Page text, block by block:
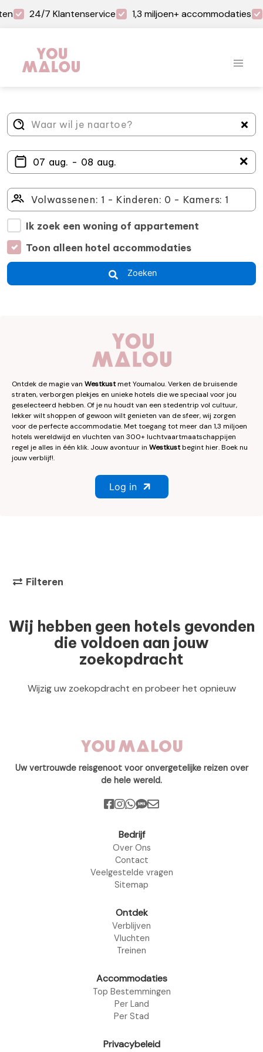
24/7 Klantenservice 1,3 miljoen+ accommodaties
＋
Ik zoek een woning of appartement
Toon alleen hotel accommodaties
Zoeken
Ontdek de magie van Westkustmet Youmalou. Verken de bruisende
straten, verborgen plekjes en unieke hotels die we speciaal voor jou
geselecteerd hebben. Of je nu houdt van een stedentrip vol cultuur,
lekker wilt shoppen of gewoon wilt genieten van de sfeer, wij zorgen
voor de perfecte accommodatie. Met toegang tot meer dan 1,3 miljoen
hotels wereldwijd en vluchten van 300+ luchtvaartmaatschappijen
regel je alles in één klik. Jouw avontuur in Westkustbegint hier. Boek nu
jouw verblijf!.
Log in
Filteren
Wij hebben geen hotels gevonden
die voldoen aan jouw
zoekopdracht
Wijzig uw zoekopdracht en probeer het opnieuw
Uw vertrouwde reisgenoot voor onvergetelijke reizen over
de hele wereld.
Bedrijf
Over Ons
Contact
Veelgestelde vragen
Sitemap
Ontdek
Verblijven
Vluchten
Treinen
Accommodaties
Top Bestemmingen
Per Land
Per Stad
Privacybeleid